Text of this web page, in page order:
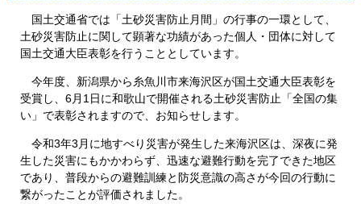
国土交通省では「土砂災害防止月間」の行事の一環として、
土砂災害防止に関して顕著な功績があった個人・団体に対して
国土交通大臣表彰を行うこととしています。
今年度、新潟県から糸魚川市来海沢区が国土交通大臣表彰を
受賞し、6月1日に和歌山で開催される土砂災害防止「全国の集
い」で表彰されますので、お知らせします。
令和3年3月に地すべり災害が発生した来海沢区は、深夜に発
生した災害にもかかわらず、迅速な避難行動を完了できた地区
であり、普段からの避難訓練と防災意識の高さが今回の行動に
繋がったことが評価されました。